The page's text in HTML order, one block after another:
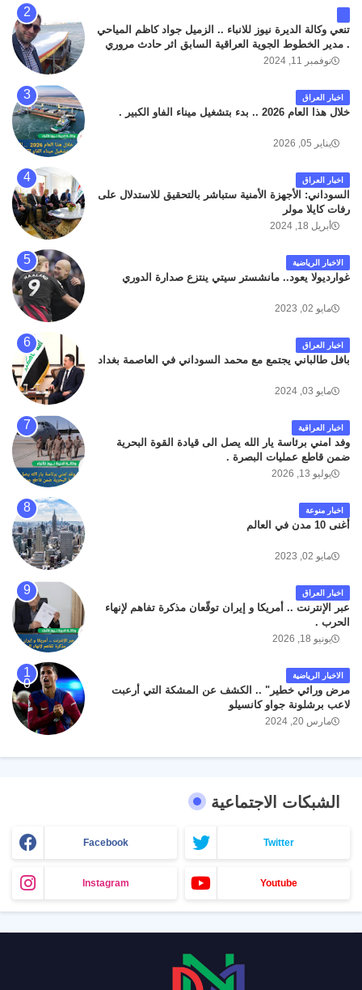
تنعي وكالة الديرة نيوز للانباء .. الزميل جواد كاظم المياحي
. مدير الخطوط الجوية العراقية السابق اثر حادث مروري
داخل مطار البصرة الدولي اليوم الاثنين على الطريق
كان سبب الحادث يعود لتصادم عجلته مع عجلة نوع كيا بنكو
تابعة لشركة الهلال الماسكة لإعمار مطار البصرة الدولي .
سائلين الله عز وجل ان يتغمد الفقيد بواسع رحمته ، و انا
نوفمبر 11, 2024
اخبار العراق
خلال هذا العام 2026 .. بدء بتشغيل ميناء الفاو الكبير .
يناير 05, 2026
اخبار العراق
السوداني: الأجهزة الأمنية ستباشر بالتحقيق للاستدلال على
رفات كايلا مولر
أبريل 18, 2024
الاخبار الرياضية
غوارديولا يعود.. مانشستر سيتي ينتزع صدارة الدوري
مايو 02, 2023
اخبار العراق
بافل طالباني يجتمع مع محمد السوداني في العاصمة بغداد
مايو 03, 2024
اخبار العراقية
وفد امني برئاسة يار الله يصل الى قيادة القوة البحرية
ضمن قاطع عمليات البصرة .
يوليو 13, 2026
اخبار منوعة
أغنى 10 مدن في العالم
مايو 02, 2023
اخبار العراق
عبر الإنترنت .. أمريكا و إيران توقّعان مذكرة تفاهم لإنهاء
الحرب .
يونيو 18, 2026
الاخبار الرياضية
مرض وراثي خطير" .. الكشف عن المشكة التي أرعبت
لاعب برشلونة جواو كانسيلو
مارس 20, 2024
الشبكات الاجتماعية
Facebook Twitter
Instagram Youtube